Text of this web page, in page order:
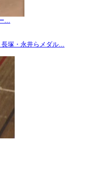
...
塚・永井らメダル...